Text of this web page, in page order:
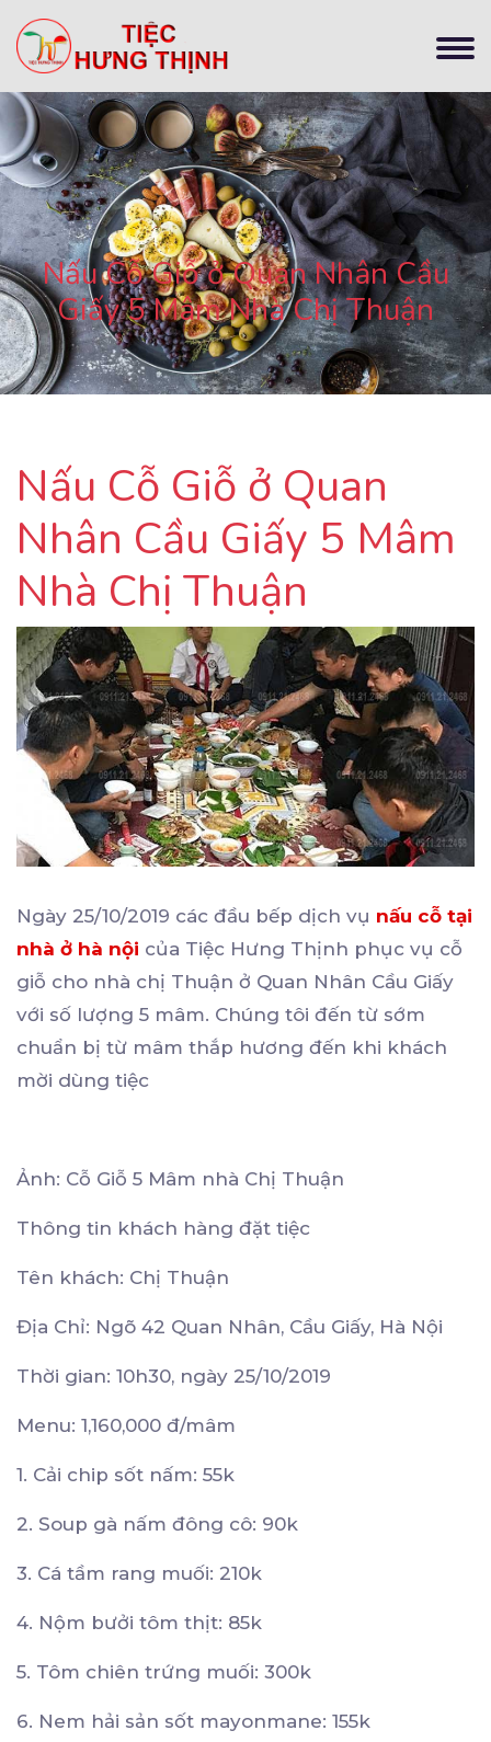
Nấu Cỗ Giỗ ở Quan Nhân Cầu
Giấy 5 Mâm Nhà Chị Thuận
Nấu Cỗ Giỗ ở Quan
Nhân Cầu Giấy 5 Mâm
Nhà Chị Thuận
Ngày 25/10/2019 các đầu bếp dịch vụ nấu cỗ tại
nhà ở hà nội của Tiệc Hưng Thịnh phục vụ cỗ
giỗ cho nhà chị Thuận ở Quan Nhân Cầu Giấy
với số lượng 5 mâm. Chúng tôi đến từ sớm
chuẩn bị từ mâm thắp hương đến khi khách
mời dùng tiệc
Ảnh: Cỗ Giỗ 5 Mâm nhà Chị Thuận
Thông tin khách hàng đặt tiệc
Tên khách: Chị Thuận
Địa Chỉ: Ngõ 42 Quan Nhân, Cầu Giấy, Hà Nội
Thời gian: 10h30, ngày 25/10/2019
Menu: 1,160,000 đ/mâm
1. Cải chip sốt nấm: 55k
2. Soup gà nấm đông cô: 90k
3. Cá tầm rang muối: 210k
4. Nộm bưởi tôm thịt: 85k
5. Tôm chiên trứng muối: 300k
6. Nem hải sản sốt mayonmane: 155k